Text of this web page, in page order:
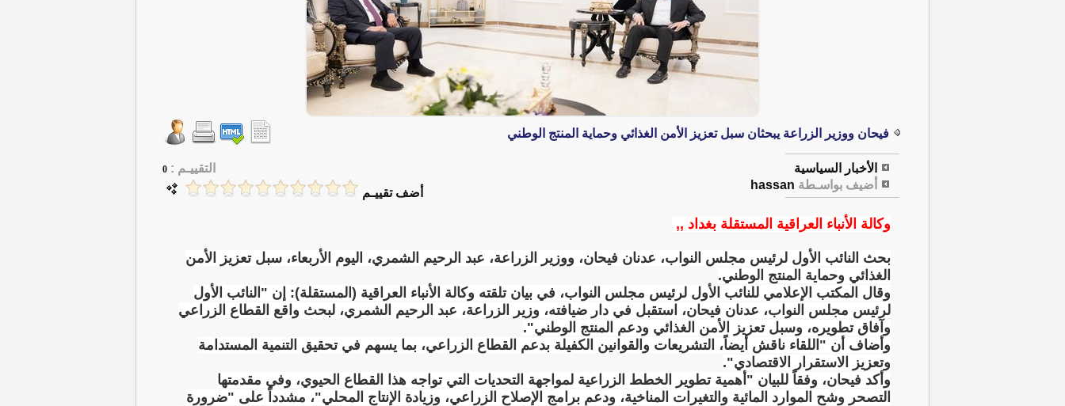
فيحان ووزير الزراعة يبحثان سبل تعزيز الأمن الغذائي وحماية المنتج الوطني
الأخبار السياسية التقييـم : 0
أضيف بواسـطة hassan
أضف تقييـم
وكالة الأنباء العراقية المستقلة بغداد ,,
بحث النائب الأول لرئيس مجلس النواب، عدنان فيحان، ووزير الزراعة، عبد الرحيم الشمري، اليوم الأربعاء، سبل تعزيز الأمن
الغذائي وحماية المنتج الوطني.
وقال المكتب الإعلامي للنائب الأول لرئيس مجلس النواب، في بيان تلقته وكالة الأنباء العراقية (المستقلة): إن "النائب الأول
لرئيس مجلس النواب، عدنان فيحان، استقبل في دار ضيافته، وزير الزراعة، عبد الرحيم الشمري، لبحث واقع القطاع الزراعي
وآفاق تطويره، وسبل تعزيز الأمن الغذائي ودعم المنتج الوطني".
وأضاف أن "اللقاء ناقش أيضاً، التشريعات والقوانين الكفيلة بدعم القطاع الزراعي، بما يسهم في تحقيق التنمية المستدامة
وتعزيز الاستقرار الاقتصادي".
وأكد فيحان، وفقاً للبيان "أهمية تطوير الخطط الزراعية لمواجهة التحديات التي تواجه هذا القطاع الحيوي، وفي مقدمتها
التصحر وشح الموارد المائية والتغيرات المناخية، ودعم برامج الإصلاح الزراعي، وزيادة الإنتاج المحلي"، مشدداً على "ضرورة